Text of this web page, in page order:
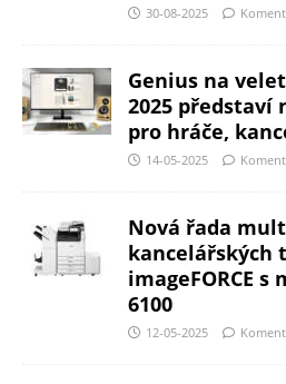
30-08-2025
Genius na
2025 představí
pro hráče,
14-05-2025
Nová řada
kancelářských
imageFORCE s
6100
12-05-2025